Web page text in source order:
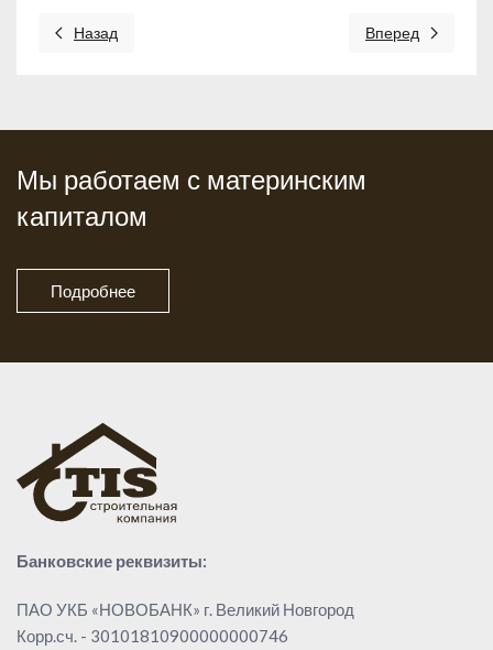
Предыдущий: Ленинградская обл., Волховский р-он, Новая
Назад Следующий:
Вперед
Мы работаем с материнским
капиталом
Подробнее
Банковские реквизиты:
ПАО УКБ «НОВОБАНК» г. Великий Новгород
Корр.сч. - 30101810900000000746